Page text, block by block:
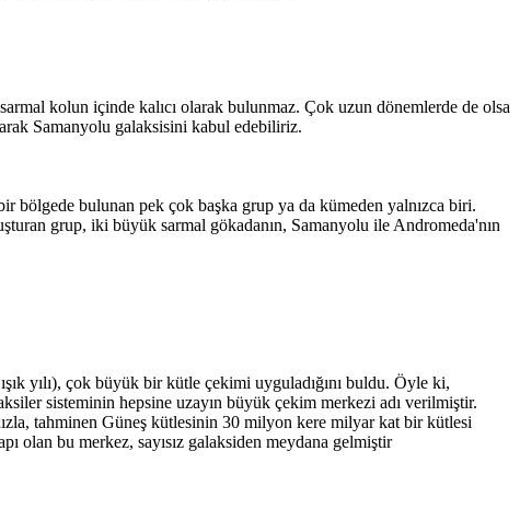
kolun içinde kalıcı olarak bulunmaz. Çok uzun dönemlerde de olsa
Samanyolu galaksisini kabul edebiliriz.
bölgede bulunan pek çok başka grup ya da kümeden yalnızca biri.
grup, iki büyük sarmal gökadanın, Samanyolu ile Andromeda'nın
yılı), çok büyük bir kütle çekimi uyguladığını buldu. Öyle ki,
sisteminin hepsine uzayın büyük çekim merkezi adı verilmiştir.
tahminen Güneş kütlesinin 30 milyon kere milyar kat bir kütlesi
olan bu merkez, sayısız galaksiden meydana gelmiştir